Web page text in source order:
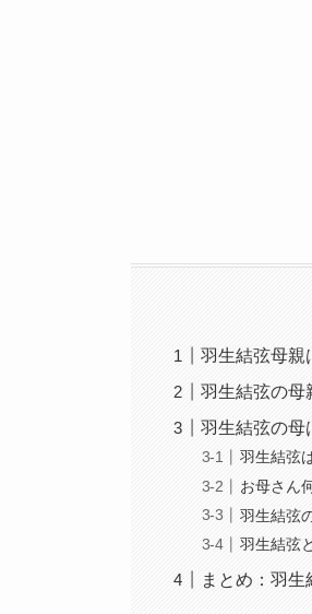
羽生結弦母親
羽生結弦の母
羽生結弦の母
羽生結弦
お母さん
羽生結弦
羽生結弦
まとめ：羽